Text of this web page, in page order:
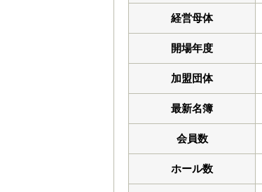
経営母体
開場年度
加盟団体
最新名簿
会員数
ホール数